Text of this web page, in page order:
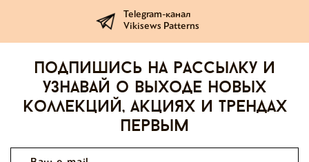
Telegram-канал
Vikisews Patterns
Подпишись на рассылку и
узнавай о выходе новых
коллекций, акциях и трендах
первым